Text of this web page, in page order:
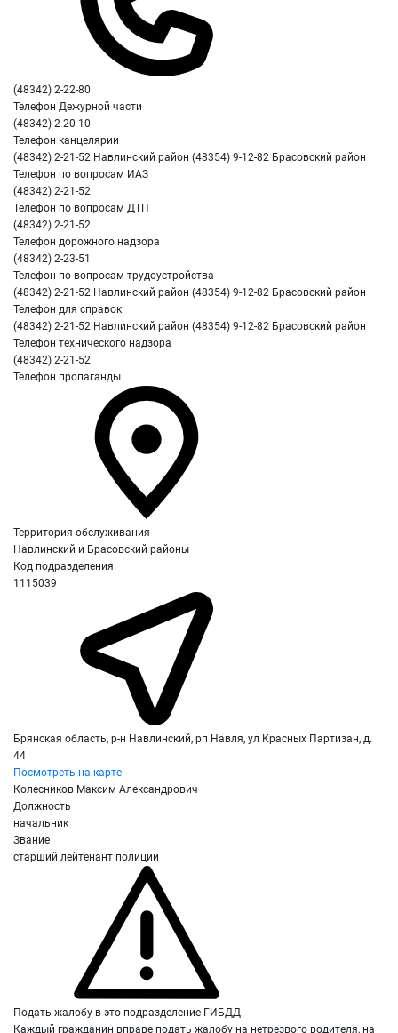
(48342) 2-22-80
Телефон Дежурной части
(48342) 2-20-10
Телефон канцелярии
(48342) 2-21-52 Навлинский район (48354) 9-12-82 Брасовский район
Телефон по вопросам ИАЗ
(48342) 2-21-52
Телефон по вопросам ДТП
(48342) 2-21-52
Телефон дорожного надзора
(48342) 2-23-51
Телефон по вопросам трудоустройства
(48342) 2-21-52 Навлинский район (48354) 9-12-82 Брасовский район
Телефон для справок
(48342) 2-21-52 Навлинский район (48354) 9-12-82 Брасовский район
Телефон технического надзора
(48342) 2-21-52
Телефон пропаганды
Территория обслуживания
Навлинский и Брасовский районы
Код подразделения
1115039
Брянская область, р-н Навлинский, рп Навля, ул Красных Партизан, д.
44
Посмотреть на карте
Колесников Максим Александрович
Должность
начальник
Звание
старший лейтенант полиции
Подать жалобу в это подразделение ГИБДД
Каждый гражданин вправе подать жалобу на нетрезвого водителя, на